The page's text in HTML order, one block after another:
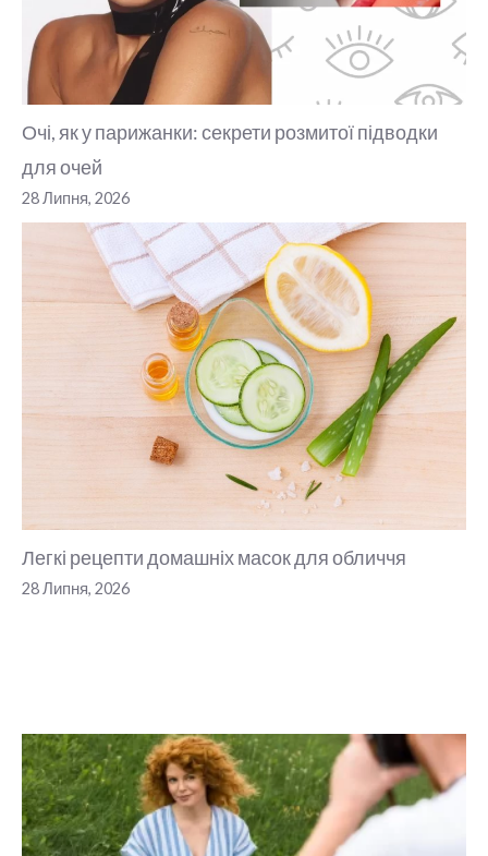
Очі, як у парижанки: секрети розмитої підводки
для очей
28 Липня, 2026
Легкі рецепти домашніх масок для обличчя
28 Липня, 2026